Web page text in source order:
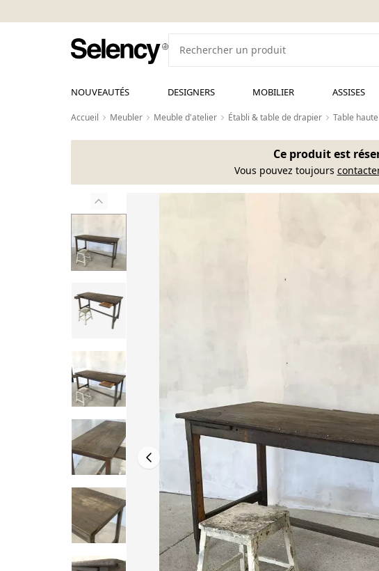
NOUVEAUTÉS DESIGNERS MOBILIER ASSISES
Accueil Meubler Meuble d'atelier Établi & table de drapier Table
Ce produit est
Vous pouvez toujours